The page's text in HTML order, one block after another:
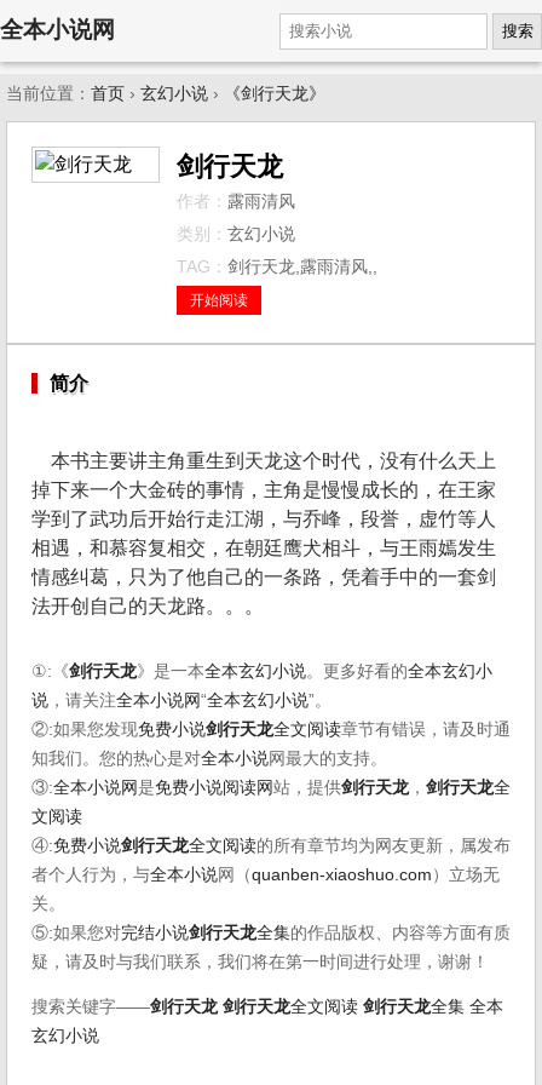
全本小说网 搜索
当前位置： 首页 › 玄幻小说 › 《剑行天龙》
剑行天龙
作者： 露雨清风
类别： 玄幻小说
TAG： 剑行天龙,露雨清风,,
开始阅读
简介
本书主要讲主角重生到天龙这个时代，没有什么天上
掉下来一个大金砖的事情，主角是慢慢成长的，在王家
学到了武功后开始行走江湖，与乔峰，段誉，虚竹等人
相遇，和慕容复相交，在朝廷鹰犬相斗，与王雨嫣发生
情感纠葛，只为了他自己的一条路，凭着手中的一套剑
法开创自己的天龙路。。。
①:《剑行天龙》是一本全本玄幻小说。更多好看的全本玄幻小
说 ，请关注全本小说网“全本玄幻小说”。
②:如果您发现免费小说剑行天龙全文阅读章节有错误，请及时通
知我们。您的热心是对全本小说网最大的支持。
③:全本小说网是免费小说阅读网站，提供剑行天龙 ， 剑行天龙全
文阅读
④:免费小说剑行天龙全文阅读的所有章节均为网友更新，属发布
者个人行为，与全本小说网（quanben-xiaoshuo.com ）立场无
关。
⑤:如果您对完结小说剑行天龙全集的作品版权、内容等方面有质
疑，请及时与我们联系，我们将在第一时间进行处理，谢谢！
搜索关键字——剑行天龙 剑行天龙全文阅读 剑行天龙全集 全本
玄幻小说